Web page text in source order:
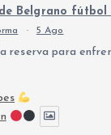
Belgrano
· 5 Ago
reserva para